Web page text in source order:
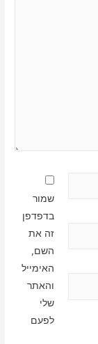
שמור
בדפדפן
זה את
השם,
האימייל
והאתר
שלי
לפעם